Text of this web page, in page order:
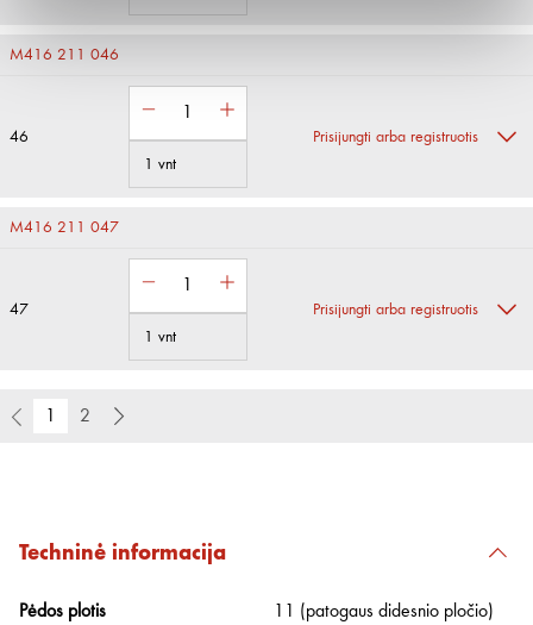
M416 211 046
46
1 vnt
Prisijungti arba registruotis
M416 211 047
47
1 vnt
Prisijungti arba registruotis
1 2
Techninė informacija
Pėdos plotis 11 (patogaus didesnio pločio)